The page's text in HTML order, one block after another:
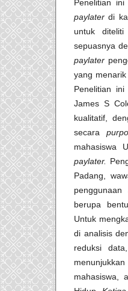
Penelitian
paylaterdi
untuk
sepuasnya
paylater
yang
Penelitian
James S
kualitatif,
secara
mahasiswa
paylater.
Padang,
penggunaan
berupa
Untuk
di analisis
reduksi
mahasiswa,